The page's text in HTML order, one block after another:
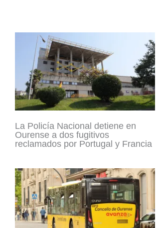
La Policía Nacional detiene en
Ourense a dos fugitivos
reclamados por Portugal y Francia